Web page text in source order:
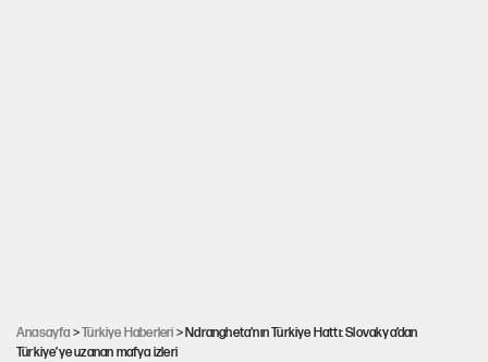
Anasayfa >Türkiye Haberleri > Ndrangheta’nın Türkiye Hattı: Slovakya’dan
Türkiye’ye uzanan mafya izleri